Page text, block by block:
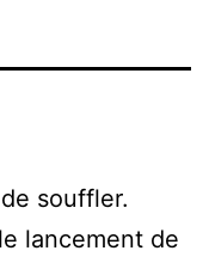
souffler.
lancement de